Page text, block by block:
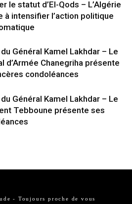
le statut d’El-Qods – L’Algérie
à intensifier l’action politique
Général Kamel Lakhdar – Le
d’Armée Chanegriha présente
condoléances
Général Kamel Lakhdar – Le
Tebboune présente ses
- Toujours proche de vous